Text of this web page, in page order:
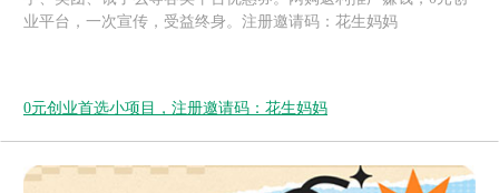
业平台，一次宣传，受益终身。注册邀请码：花生妈妈
0元创业首选小项目，注册邀请码：花生妈妈